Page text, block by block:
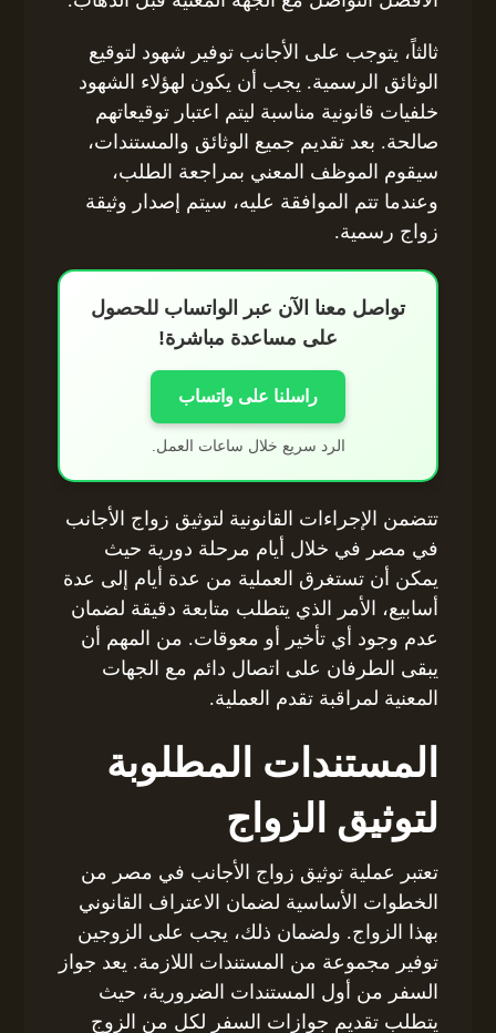
ثالثاً، يتوجب على الأجانب توفير شهود لتوقيع
الوثائق الرسمية. يجب أن يكون لهؤلاء الشهود
خلفيات قانونية مناسبة ليتم اعتبار توقيعاتهم
صالحة. بعد تقديم جميع الوثائق والمستندات،
سيقوم الموظف المعني بمراجعة الطلب،
وعندما تتم الموافقة عليه، سيتم إصدار وثيقة
زواج رسمية.
تواصل معنا الآن عبر الواتساب للحصول
على مساعدة مباشرة!
راسلنا على واتساب
الرد سريع خلال ساعات العمل.
تتضمن الإجراءات القانونية لتوثيق زواج الأجانب
في مصر في خلال أيام مرحلة دورية حيث
يمكن أن تستغرق العملية من عدة أيام إلى عدة
أسابيع، الأمر الذي يتطلب متابعة دقيقة لضمان
عدم وجود أي تأخير أو معوقات. من المهم أن
يبقى الطرفان على اتصال دائم مع الجهات
المعنية لمراقبة تقدم العملية.
المستندات المطلوبة
لتوثيق الزواج
تعتبر عملية توثيق زواج الأجانب في مصر من
الخطوات الأساسية لضمان الاعتراف القانوني
بهذا الزواج. ولضمان ذلك، يجب على الزوجين
توفير مجموعة من المستندات اللازمة. يعد جواز
السفر من أول المستندات الضرورية، حيث
يتطلب تقديم جوازات السفر لكل من الزوج